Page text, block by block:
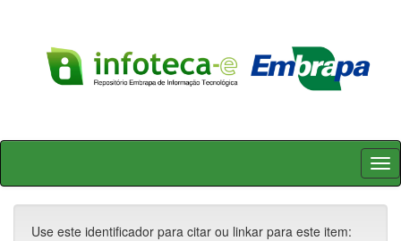
Skip
Use este identificador para citar ou linkar para este item: